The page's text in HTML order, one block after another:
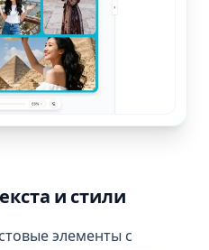
и стили
элементы с